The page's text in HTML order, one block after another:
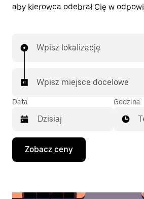
aby kierowca odebrał Cię w
Wpisz lokalizację
Wpisz miejsce docelowe
Data
Naciśnij
klawisz
strzałki
Godzina
Zobacz ceny